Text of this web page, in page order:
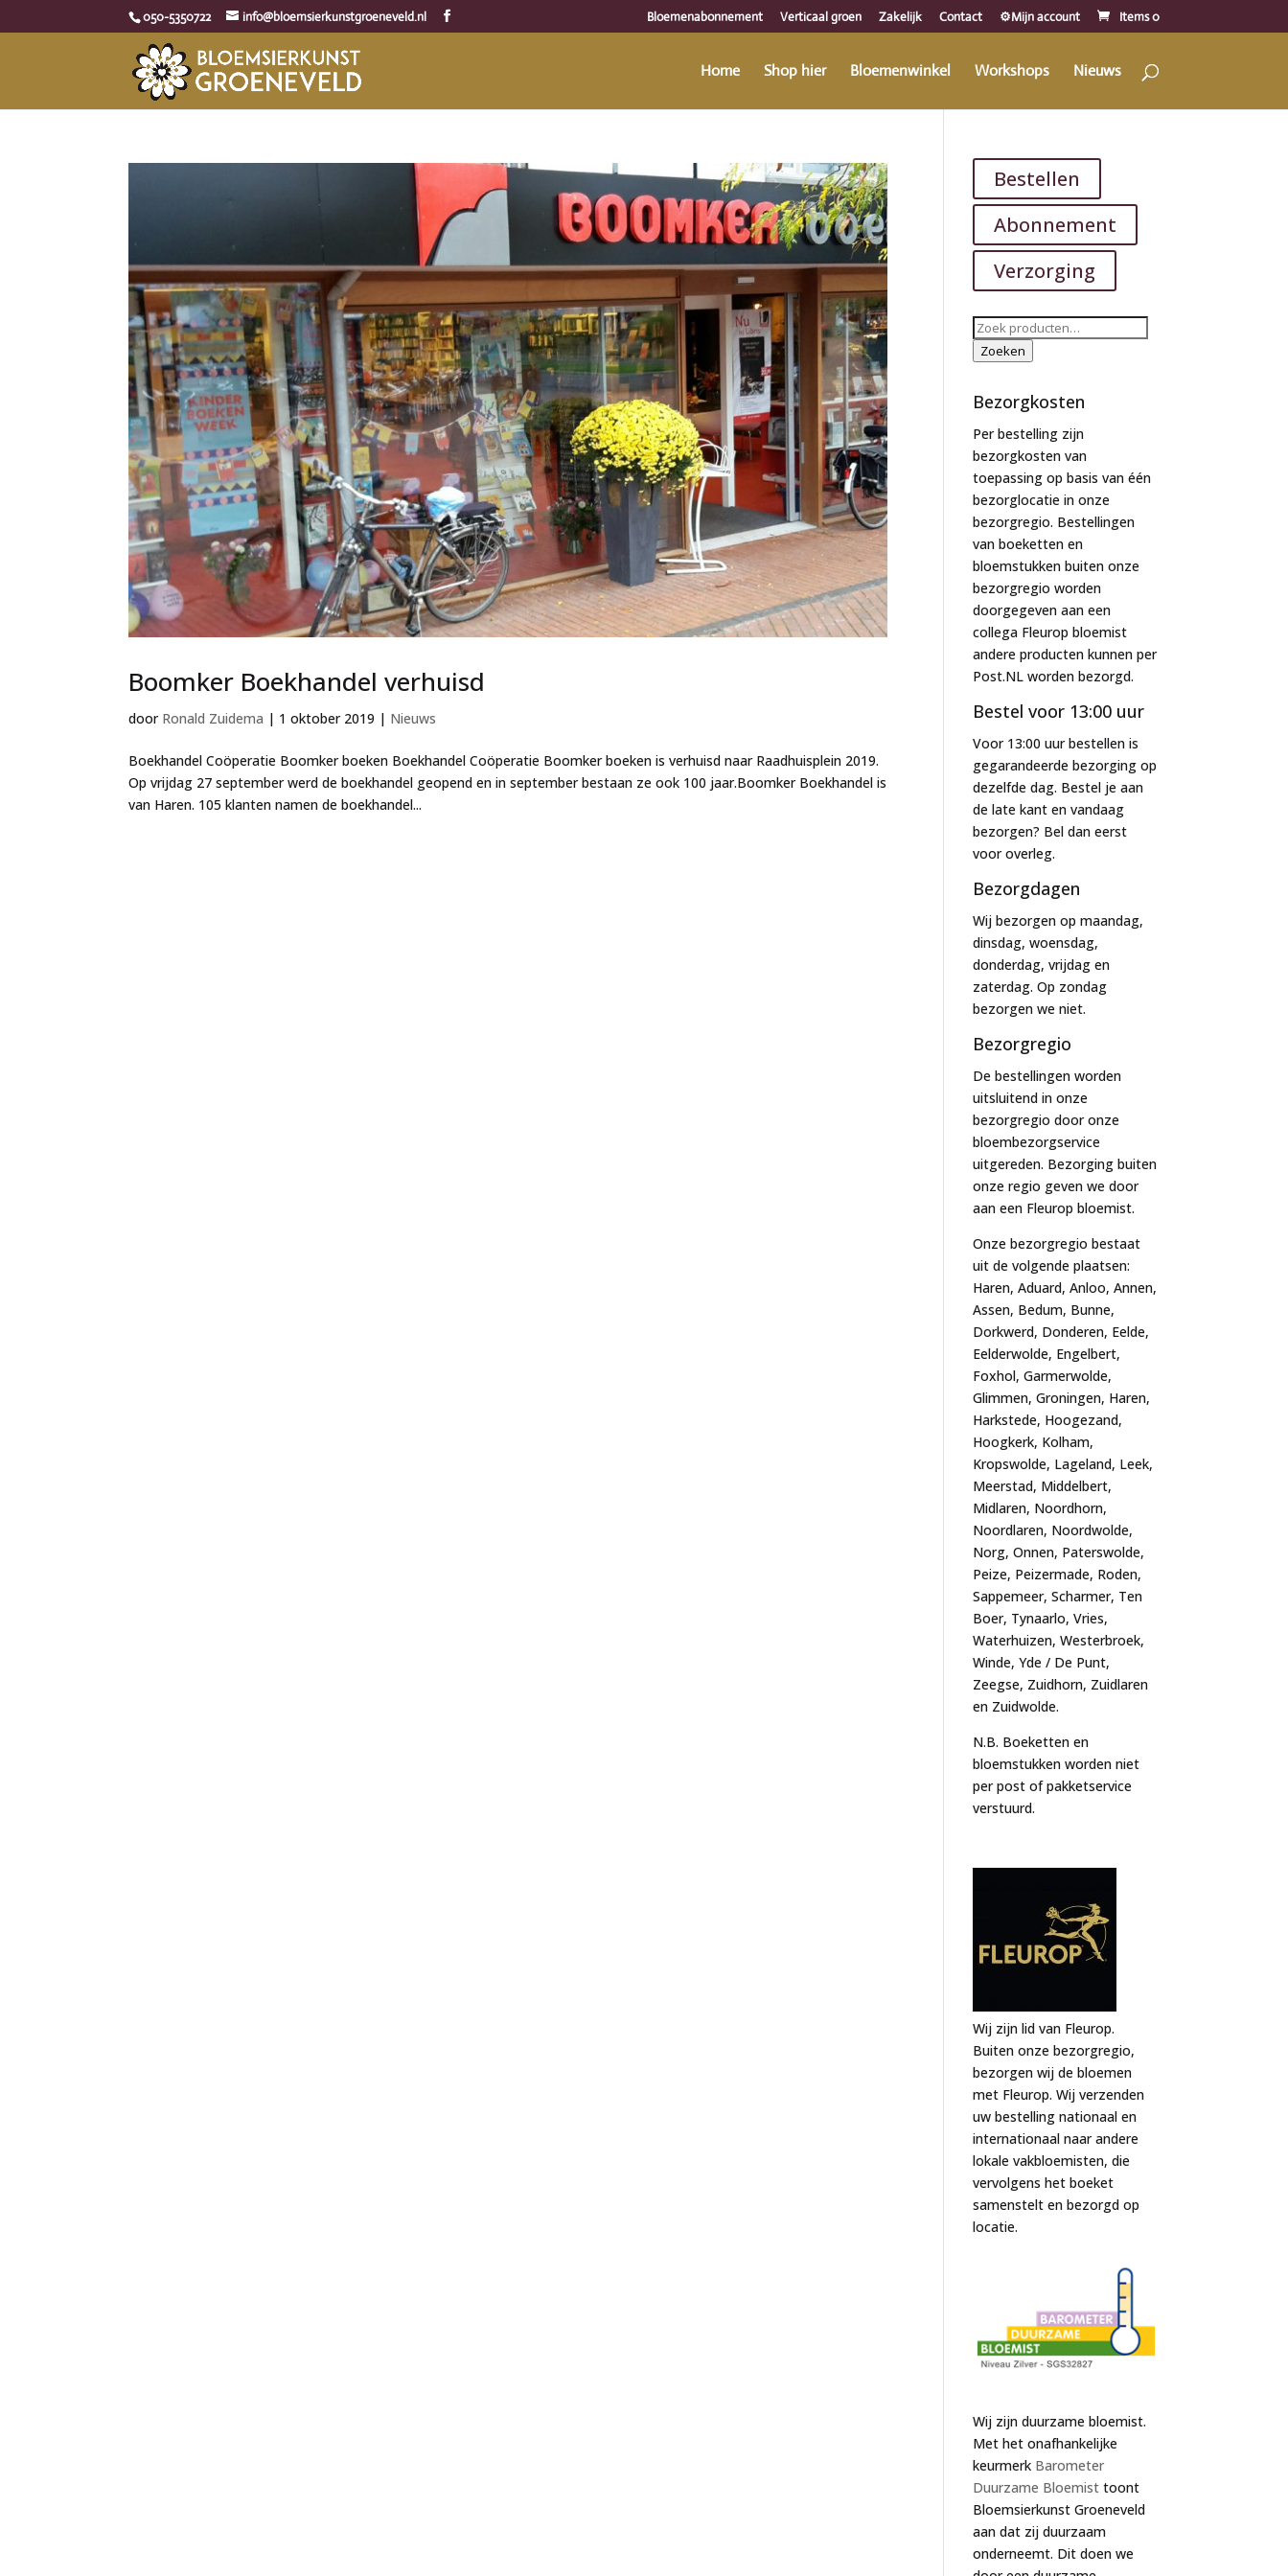
050-5350722 info@bloemsierkunstgroeneveld.nl Bloemenabonnement Verticaal groen Zakelijk Contact ⚙️Mijn account Items 0
Home Shop hier Bloemenwinkel Workshops Nieuws
Boomker Boekhandel verhuisd
door Ronald Zuidema | 1 oktober 2019 | Nieuws
Boekhandel Coöperatie Boomker boeken Boekhandel Coöperatie Boomker boeken is verhuisd naar Raadhuisplein 2019.
Op vrijdag 27 september werd de boekhandel geopend en in september bestaan ze ook 100 jaar.Boomker Boekhandel is
van Haren. 105 klanten namen de boekhandel...
Bestellen
Abonnement
Verzorging
Zoeken
naar:
Zoeken
Bezorgkosten
Per bestelling zijn
bezorgkosten van
toepassing op basis van één
bezorglocatie in onze
bezorgregio. Bestellingen
van boeketten en
bloemstukken buiten onze
bezorgregio worden
doorgegeven aan een
collega Fleurop bloemist
andere producten kunnen per
Post.NL worden bezorgd.
Bestel voor 13:00 uur
Voor 13:00 uur bestellen is
gegarandeerde bezorging op
dezelfde dag. Bestel je aan
de late kant en vandaag
bezorgen? Bel dan eerst
voor overleg.
Bezorgdagen
Wij bezorgen op maandag,
dinsdag, woensdag,
donderdag, vrijdag en
zaterdag. Op zondag
bezorgen we niet.
Bezorgregio
De bestellingen worden
uitsluitend in onze
bezorgregio door onze
bloembezorgservice
uitgereden. Bezorging buiten
onze regio geven we door
aan een Fleurop bloemist.
Onze bezorgregio bestaat
uit de volgende plaatsen:
Haren, Aduard, Anloo, Annen,
Assen, Bedum, Bunne,
Dorkwerd, Donderen, Eelde,
Eelderwolde, Engelbert,
Foxhol, Garmerwolde,
Glimmen, Groningen, Haren,
Harkstede, Hoogezand,
Hoogkerk, Kolham,
Kropswolde, Lageland, Leek,
Meerstad, Middelbert,
Midlaren, Noordhorn,
Noordlaren, Noordwolde,
Norg, Onnen, Paterswolde,
Peize, Peizermade, Roden,
Sappemeer, Scharmer, Ten
Boer, Tynaarlo, Vries,
Waterhuizen, Westerbroek,
Winde, Yde / De Punt,
Zeegse, Zuidhorn, Zuidlaren
en Zuidwolde.
N.B. Boeketten en
bloemstukken worden niet
per post of pakketservice
verstuurd.
Wij zijn lid van Fleurop.
Buiten onze bezorgregio,
bezorgen wij de bloemen
met Fleurop. Wij verzenden
uw bestelling nationaal en
internationaal naar andere
lokale vakbloemisten, die
vervolgens het boeket
samenstelt en bezorgd op
locatie.
Wij zijn duurzame bloemist.
Met het onafhankelijke
keurmerk Barometer
Duurzame Bloemist toont
Bloemsierkunst Groeneveld
aan dat zij duurzaam
onderneemt. Dit doen we